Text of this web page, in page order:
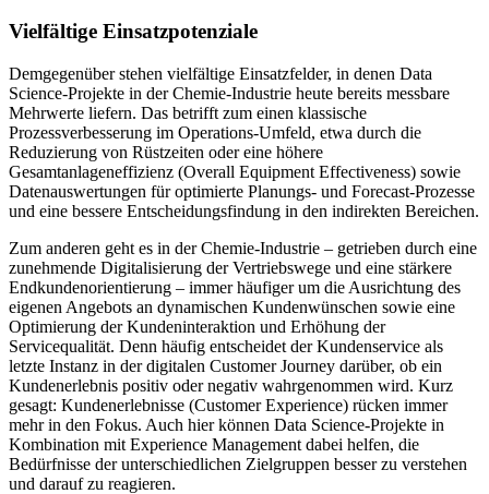
Vielfältige Einsatzpotenziale
Demgegenüber stehen vielfältige Einsatzfelder, in denen Data
Science-Projekte in der Chemie-Industrie heute bereits messbare
Mehrwerte liefern. Das betrifft zum einen klassische
Prozessverbesserung im Operations-Umfeld, etwa durch die
Reduzierung von Rüstzeiten oder eine höhere
Gesamtanlageneffizienz (Overall Equipment Effectiveness) sowie
Datenauswertungen für optimierte Planungs- und Forecast-Prozesse
und eine bessere Entscheidungsfindung in den indirekten Bereichen.
Zum anderen geht es in der Chemie-Industrie – getrieben durch eine
zunehmende Digitalisierung der Vertriebswege und eine stärkere
Endkundenorientierung – immer häufiger um die Ausrichtung des
eigenen Angebots an dynamischen Kundenwünschen sowie eine
Optimierung der Kundeninteraktion und Erhöhung der
Servicequalität. Denn häufig entscheidet der Kundenservice als
letzte Instanz in der digitalen Customer Journey darüber, ob ein
Kundenerlebnis positiv oder negativ wahrgenommen wird. Kurz
gesagt: Kundenerlebnisse (Customer Experience) rücken immer
mehr in den Fokus. Auch hier können Data Science-Projekte in
Kombination mit Experience Management dabei helfen, die
Bedürfnisse der unterschiedlichen Zielgruppen besser zu verstehen
und darauf zu reagieren.